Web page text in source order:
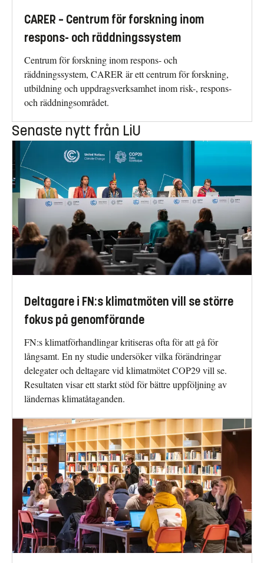
CARER – Centrum för forskning inom
respons- och räddningssystem
Centrum för forskning inom respons- och
räddningssystem, CARER är ett centrum för forskning,
utbildning och uppdragsverksamhet inom risk-, respons-
och räddningsområdet.
Senaste nytt från LiU
Deltagare i FN:s klimatmöten vill se större
fokus på genomförande
FN:s klimatförhandlingar kritiseras ofta för att gå för
långsamt. En ny studie undersöker vilka förändringar
delegater och deltagare vid klimatmötet COP29 vill se.
Resultaten visar ett starkt stöd för bättre uppföljning av
ländernas klimatåtaganden.